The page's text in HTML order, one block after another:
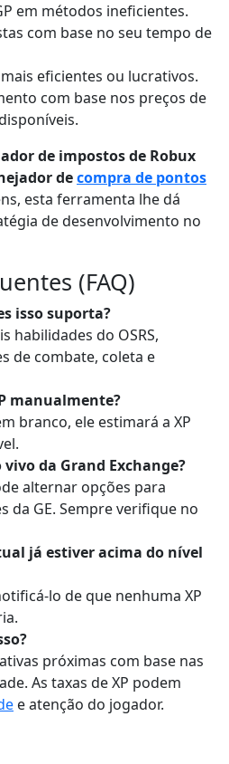
em métodos ineficientes.
com base no seu tempo de
eficientes ou lucrativos.
com base nos preços de
de impostos de Robux
decompra de pontos
esta ferramenta lhe dá
de desenvolvimento no
(FAQ)
isso suporta?
habilidades do OSRS,
de combate, coleta e
manualmente?
branco, ele estimará a XP
vivo da Grand Exchange?
alternar opções para
da GE. Sempre verifique no
já estiver acima do nível
lo de que nenhuma XP
próximas com base nas
As taxas de XP podem
e atenção do jogador.